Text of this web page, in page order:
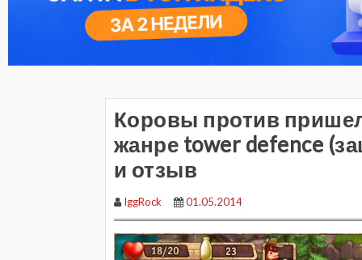
Коровы против
жанре tower defence
и отзыв
IggRock 01.05.2014